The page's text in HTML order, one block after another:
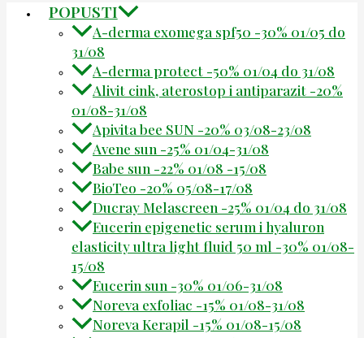
POPUSTI
A-derma exomega spf50 -30% 01/05 do
31/08
A-derma protect -50% 01/04 do 31/08
Alivit cink, aterostop i antiparazit -20%
01/08-31/08
Apivita bee SUN -20% 03/08-23/08
Avene sun -25% 01/04-31/08
Babe sun -22% 01/08 -15/08
BioTeo -20% 05/08-17/08
Ducray Melascreen -25% 01/04 do 31/08
Eucerin epigenetic serum i hyaluron
elasticity ultra light fluid 50 ml -30% 01/08-
15/08
Eucerin sun -30% 01/06-31/08
Noreva exfoliac -15% 01/08-31/08
Noreva Kerapil -15% 01/08-15/08